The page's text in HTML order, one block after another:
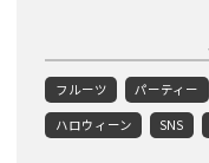
フルーツ パーティー
ハロウィーン SNS